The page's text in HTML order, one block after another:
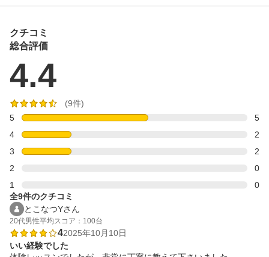
クチコミ
総合評価
4.4
(9件)
5
5
4
2
3
2
2
0
1
0
全9件のクチコミ
とこなつYさん
20代男性平均スコア：100台
42025年10月10日
いい経験でした